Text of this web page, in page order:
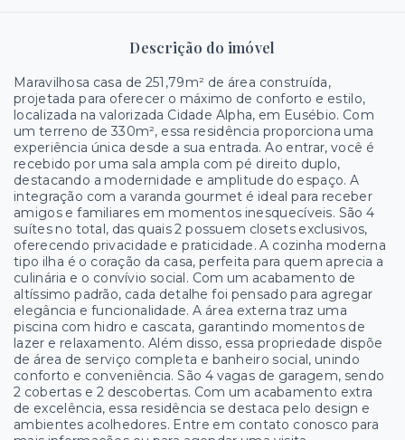
Descrição do imóvel
Maravilhosa casa de 251,79m² de área construída,
projetada para oferecer o máximo de conforto e estilo,
localizada na valorizada Cidade Alpha, em Eusébio. Com
um terreno de 330m², essa residência proporciona uma
experiência única desde a sua entrada. Ao entrar, você é
recebido por uma sala ampla com pé direito duplo,
destacando a modernidade e amplitude do espaço. A
integração com a varanda gourmet é ideal para receber
amigos e familiares em momentos inesquecíveis. São 4
suítes no total, das quais 2 possuem closets exclusivos,
oferecendo privacidade e praticidade. A cozinha moderna
tipo ilha é o coração da casa, perfeita para quem aprecia a
culinária e o convívio social. Com um acabamento de
altíssimo padrão, cada detalhe foi pensado para agregar
elegância e funcionalidade. A área externa traz uma
piscina com hidro e cascata, garantindo momentos de
lazer e relaxamento. Além disso, essa propriedade dispõe
de área de serviço completa e banheiro social, unindo
conforto e conveniência. São 4 vagas de garagem, sendo
2 cobertas e 2 descobertas. Com um acabamento extra
de excelência, essa residência se destaca pelo design e
ambientes acolhedores. Entre em contato conosco para